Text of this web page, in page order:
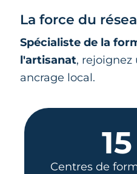
La force du
Spécialiste de la
l'artisanat, rejoignez
ancrage local.
15
Centres de